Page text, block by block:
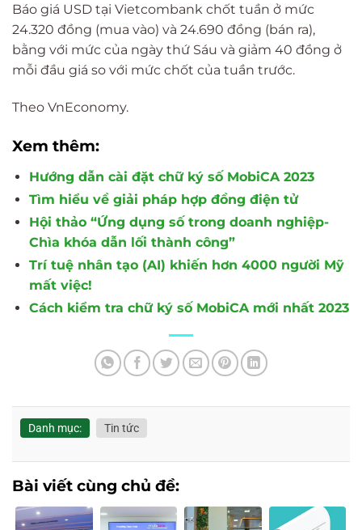
Báo giá USD tại Vietcombank chốt tuần ở mức
24.320 đồng (mua vào) và 24.690 đồng (bán ra),
bằng với mức của ngày thứ Sáu và giảm 40 đồng ở
mỗi đầu giá so với mức chốt của tuần trước.
Theo VnEconomy.
Xem thêm:
Hướng dẫn cài đặt chữ ký số MobiCA 2023
Tìm hiểu về giải pháp hợp đồng điện tử
Hội thảo “Ứng dụng số trong doanh nghiệp-
Chìa khóa dẫn lối thành công”
Trí tuệ nhân tạo (AI) khiến hơn 4000 người Mỹ
mất việc!
Cách kiểm tra chữ ký số MobiCA mới nhất 2023
Danh mục: Tin tức
Bài viết cùng chủ đề: